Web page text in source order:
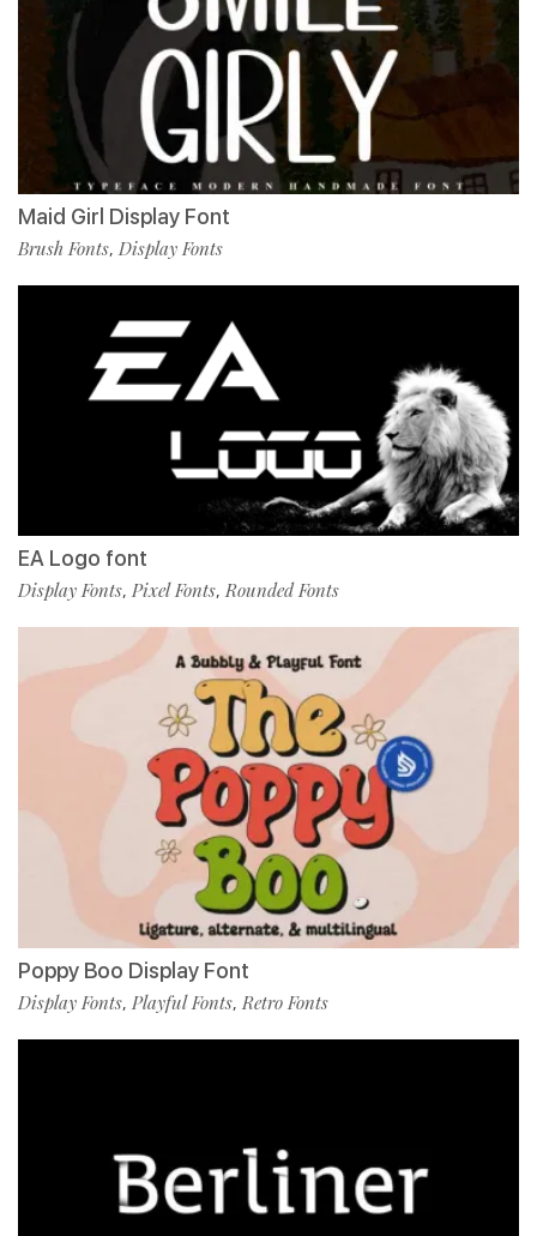
Maid Girl Display Font
Brush Fonts, Display Fonts
EA Logo font
Display Fonts, Pixel Fonts, Rounded Fonts
Poppy Boo Display Font
Display Fonts, Playful Fonts, Retro Fonts